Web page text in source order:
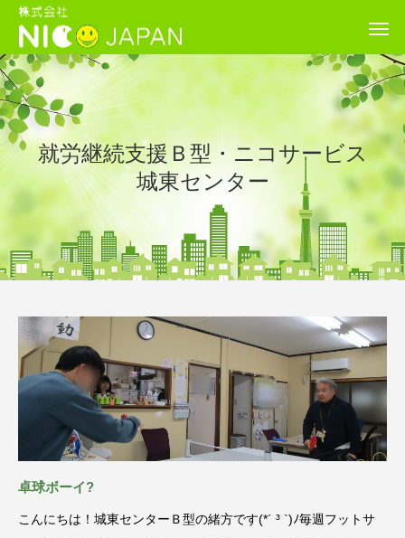
就労継続支援Ｂ型・ニコサービス
城東センター
卓球ボーイ?
こんにちは！城東センターＢ型の緒方です(*´ ³ `)ﾉ毎週フットサ